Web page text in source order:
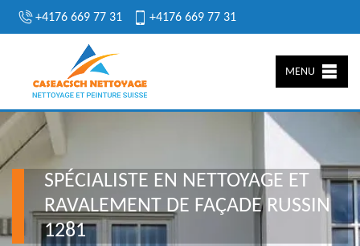
+4176 669 77 31 +4176 669 77 31
MENU
SPÉCIALISTE EN NETTOYAGE ET
RAVALEMENT DE FAÇADE RUSSIN
1281